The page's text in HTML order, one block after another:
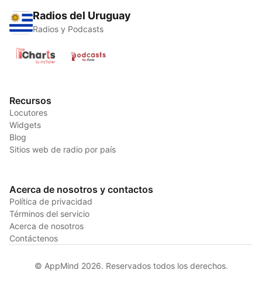
Radios del Uruguay
Radios y Podcasts
Recursos
Locutores
Widgets
Blog
Sitios web de radio por país
Acerca de nosotros y contactos
Política de privacidad
Términos del servicio
Acerca de nosotros
Contáctenos
© AppMind 2026. Reservados todos los derechos.